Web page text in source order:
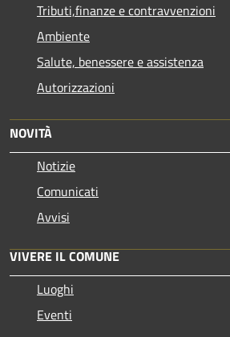
Tributi,finanze e contravvenzioni
Ambiente
Salute, benessere e assistenza
Autorizzazioni
NOVITÀ
Notizie
Comunicati
Avvisi
VIVERE IL COMUNE
Luoghi
Eventi